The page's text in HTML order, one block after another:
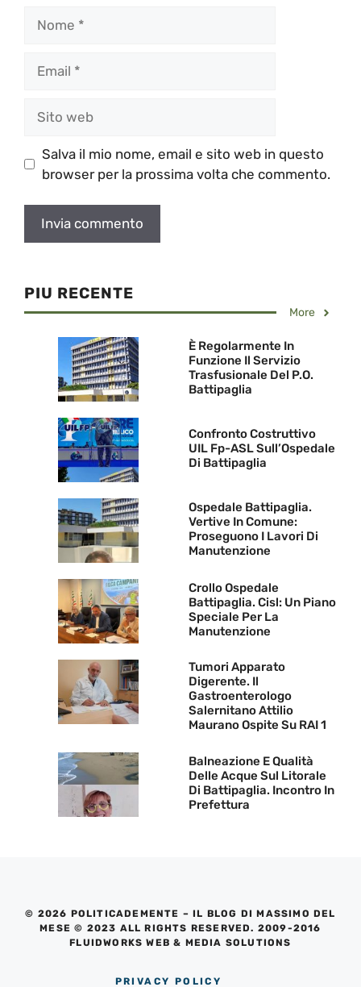
web
Salva il mio nome, email e sito web in questo
browser per la prossima volta che commento.
PIU RECENTE
More
È Regolarmente In
Funzione Il Servizio
Trasfusionale Del P.O.
Battipaglia
Confronto Costruttivo
UIL Fp-ASL Sull’Ospedale
Di Battipaglia
Ospedale Battipaglia.
Vertive In Comune:
Proseguono I Lavori Di
Manutenzione
Crollo Ospedale
Battipaglia. Cisl: Un Piano
Speciale Per La
Manutenzione
Tumori Apparato
Digerente. Il
Gastroenterologo
Salernitano Attilio
Maurano Ospite Su RAI 1
Balneazione E Qualità
Delle Acque Sul Litorale
Di Battipaglia. Incontro In
Prefettura
© 2026 POLITICADEMENTE – IL BLOG DI MASSIMO DEL
MESE © 2023 ALL RIGHTS RESERVED. 2009-2016
FLUIDWORKS WEB & MEDIA SOLUTIONS
PRIVACY POLICY